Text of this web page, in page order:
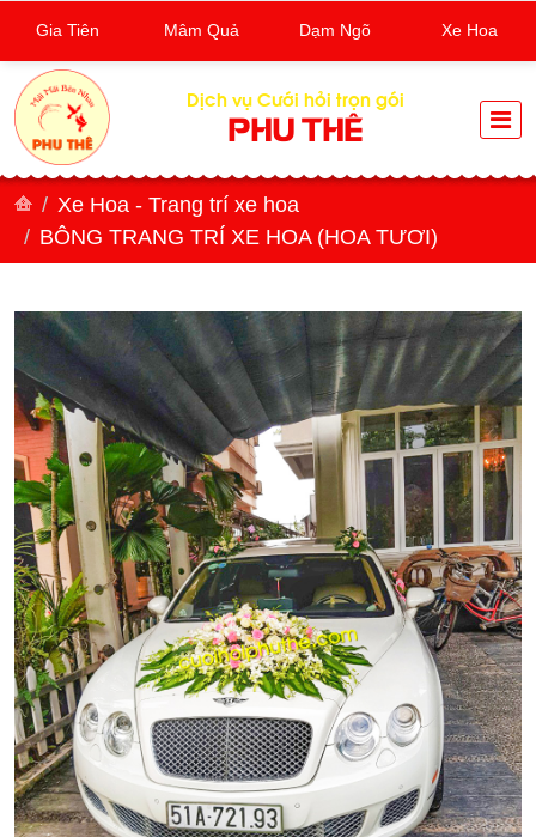
Dịch vụ Cưới hỏi trọn gói
PHU THÊ
Xe Hoa - Trang trí xe hoa
BÔNG TRANG TRÍ XE HOA (HOA TƯƠI)
Gia Tiên Mâm Quả Dạm Ngõ Xe Hoa